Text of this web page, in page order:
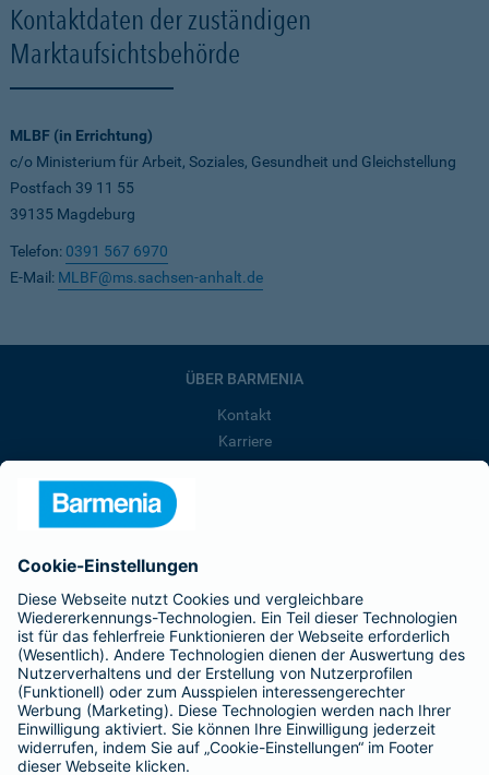
Kontaktdaten der zuständigen
Marktaufsichtsbehörde
MLBF (in Errichtung)
c/o Ministerium für Arbeit, Soziales, Gesundheit und Gleichstellung
Postfach 39 11 55
39135 Magdeburg
Telefon: 0391 567 6970
E-Mail: MLBF@ms.sachsen-anhalt.de
ÜBER BARMENIA
Kontakt
Karriere
Presse
Barmenia ist Teil der BarmeniaGothaer
BELIEBTE SEITEN
Kranken-Zusatzversicherung
Tierversicherungen
Haftpflichtversicherung
Hausratversicherung